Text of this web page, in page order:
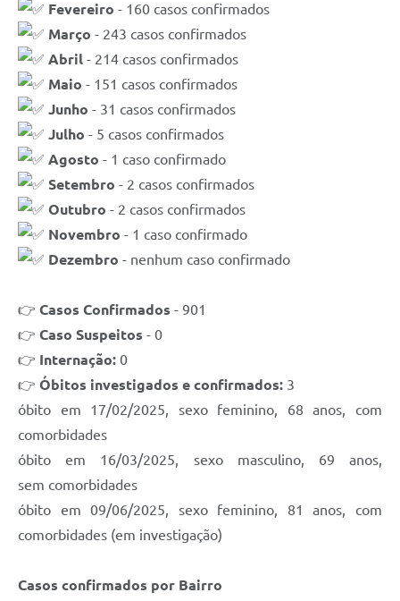
Audiências Públicas
Arquivos para Download
Carta de Serviços
Notícias
Turismo
Galeria de Vídeos
Projetos
Contas Públicas
Telefones Úteis
Enquete
Jornal
e-SIC
Fevereiro - 160 casos confirmados
Março - 243 casos confirmados
Abril - 214 casos confirmados
Maio - 151 casos confirmados
Junho - 31 casos confirmados
Julho - 5 casos confirmados
Agosto - 1 caso confirmado
Setembro - 2 casos confirmados
Outubro - 2 casos confirmados
Novembro - 1 caso confirmado
Dezembro - nenhum caso confirmado
👉 Casos Confirmados - 901
👉 Caso Suspeitos - 0
👉 Internação: 0
👉 Óbitos investigados e confirmados: 3
óbito em 17/02/2025, sexo feminino, 68 anos, com
comorbidades
​óbito em 16/03/2025, sexo masculino, 69 anos,
sem comorbidades
óbito em 09/06/2025, sexo feminino, 81 anos, com
comorbidades (em investigação)
Casos confirmados por Bairro